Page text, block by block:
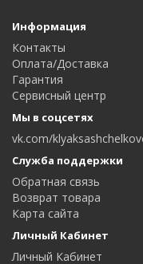
Информация
Контакты
Оплата/Доставка
Гарантия
Сервисный центр
Мы в соцсетях
vk.com/
Служба поддержки
Обратная связь
Возврат товара
Карта сайта
Личный Кабинет
Личный Кабинет